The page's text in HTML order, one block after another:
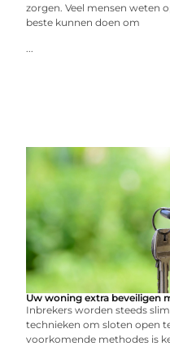
zorgen. Veel mensen weten
beste kunnen doen om
...
Uw woning extra beveiligen
Inbrekers worden steeds
technieken om sloten open
voorkomende methodes is